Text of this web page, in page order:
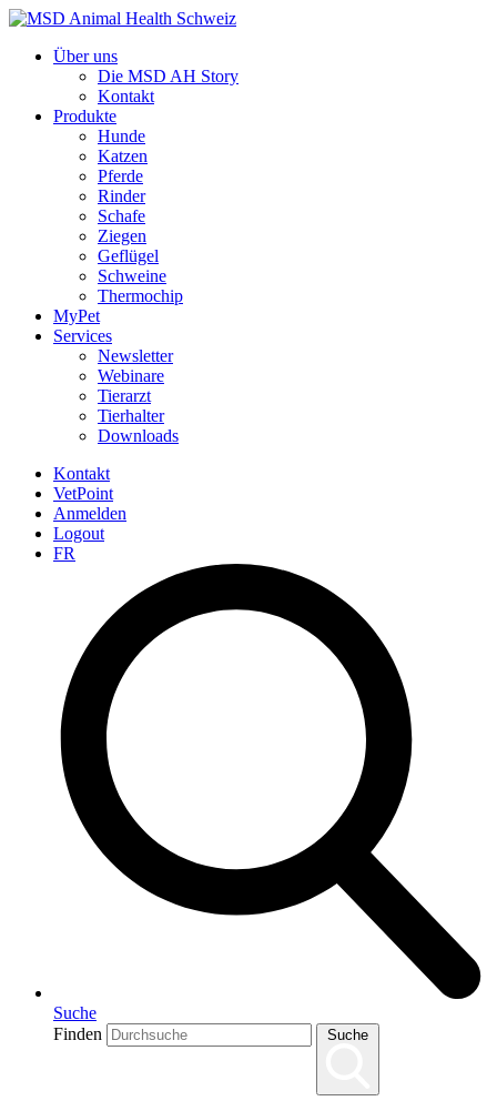
Über uns
Die MSD AH Story
Kontakt
Produkte
Hunde
Katzen
Pferde
Rinder
Schafe
Ziegen
Geflügel
Schweine
Thermochip
MyPet
Services
Newsletter
Webinare
Tierarzt
Tierhalter
Downloads
Kontakt
VetPoint
Anmelden
Logout
FR
Suche
Finden
Suche